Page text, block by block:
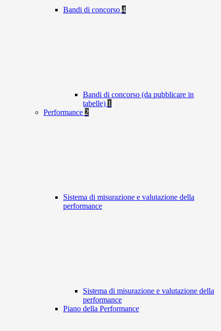
Bandi di concorso 4
Bandi di concorso (da pubblicare in
tabelle) 1
Performance 2
Sistema di misurazione e valutazione della
performance
Sistema di misurazione e valutazione della
performance
Piano della Performance